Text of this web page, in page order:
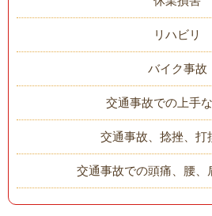
リハビリ
バイク事故
交通事故での上手
交通事故、捻挫、打
交通事故での頭痛、腰、